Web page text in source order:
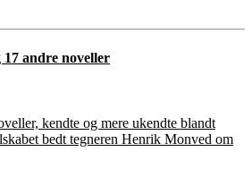
andre noveller
kendte og mere ukendte blandt
bedt tegneren Henrik Monved om